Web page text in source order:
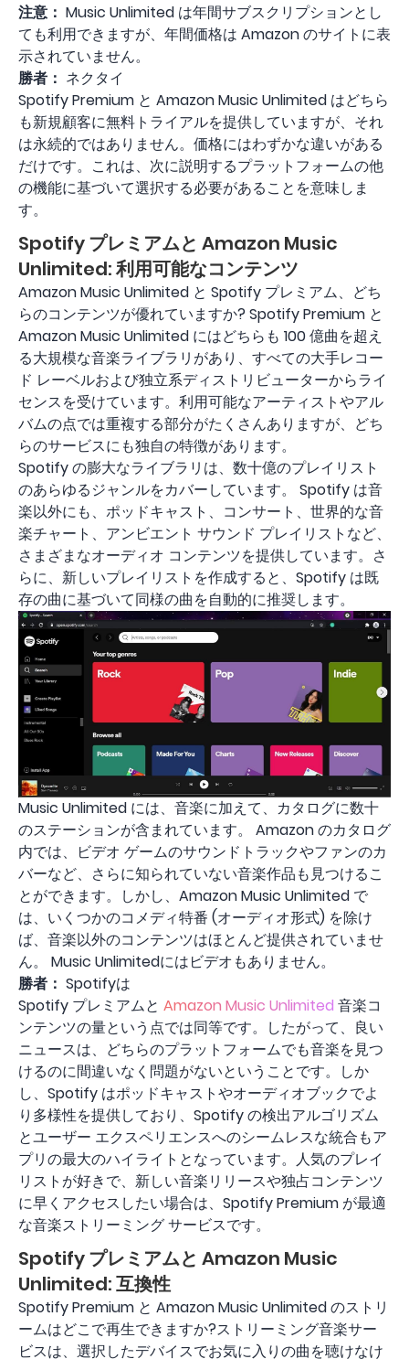
注意： Music Unlimited は年間サブスクリプションとし
ても利用できますが、年間価格は Amazon のサイトに表
示されていません。
勝者： ネクタイ
Spotify Premium と Amazon Music Unlimited はどちら
も新規顧客に無料トライアルを提供していますが、それ
は永続的ではありません。価格にはわずかな違いがある
だけです。これは、次に説明するプラットフォームの他
の機能に基づいて選択する必要があることを意味しま
す。
Spotify プレミアムと Amazon Music
Unlimited: 利用可能なコンテンツ
Amazon Music Unlimited と Spotify プレミアム、どち
らのコンテンツが優れていますか? Spotify Premium と
Amazon Music Unlimited にはどちらも 100 億曲を超え
る大規模な音楽ライブラリがあり、すべての大手レコー
ド レーベルおよび独立系ディストリビューターからライ
センスを受けています。利用可能なアーティストやアル
バムの点では重複する部分がたくさんありますが、どち
らのサービスにも独自の特徴があります。
Spotify の膨大なライブラリは、数十億のプレイリスト
のあらゆるジャンルをカバーしています。 Spotify は音
楽以外にも、ポッドキャスト、コンサート、世界的な音
楽チャート、アンビエント サウンド プレイリストなど、
さまざまなオーディオ コンテンツを提供しています。さ
らに、新しいプレイリストを作成すると、Spotify は既
存の曲に基づいて同様の曲を自動的に推奨します。
Music Unlimited には、音楽に加えて、カタログに数十
のステーションが含まれています。 Amazon のカタログ
内では、ビデオ ゲームのサウンドトラックやファンのカ
バーなど、さらに知られていない音楽作品も見つけるこ
とができます。しかし、Amazon Music Unlimited で
は、いくつかのコメディ特番 (オーディオ形式) を除け
ば、音楽以外のコンテンツはほとんど提供されていませ
ん。 Music Unlimitedにはビデオもありません。
勝者： Spotifyは
Spotify プレミアムと Amazon Music Unlimited 音楽コ
ンテンツの量という点では同等です。したがって、良い
ニュースは、どちらのプラットフォームでも音楽を見つ
けるのに間違いなく問題がないということです。しか
し、Spotify はポッドキャストやオーディオブックでよ
り多様性を提供しており、Spotify の検出アルゴリズム
とユーザー エクスペリエンスへのシームレスな統合もア
プリの最大のハイライトとなっています。人気のプレイ
リストが好きで、新しい音楽リリースや独占コンテンツ
に早くアクセスしたい場合は、Spotify Premium が最適
な音楽ストリーミング サービスです。
Spotify プレミアムと Amazon Music
Unlimited: 互換性
Spotify Premium と Amazon Music Unlimited のストリ
ームはどこで再生できますか?ストリーミング音楽サー
ビスは、選択したデバイスでお気に入りの曲を聴けなけ